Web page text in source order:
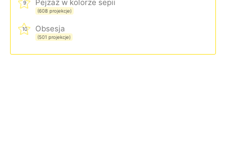
9 Pejzaż w kolorze sepii
(608 projekcje)
10 Obsesja
(501 projekcje)